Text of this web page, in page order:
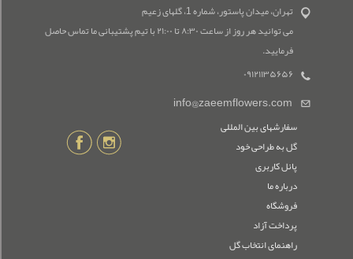
تهران، میدان پاستور، شماره 1، گلهای زعیم
می توانید هر روز از ساعت ۸:۳۰ تا ۲۱:۰۰ با تیم پشتیبانی ما تماس حاصل
فرمایید.
۰۹۱۲۱۱۳۵۶۵۶
info@zaeemflowers.com
سفارشهای بین المللی
گل به طراحی خود
پانل کاربری
درباره ما
فروشگاه
پرداخت آزاد
راهنمای انتخاب گل